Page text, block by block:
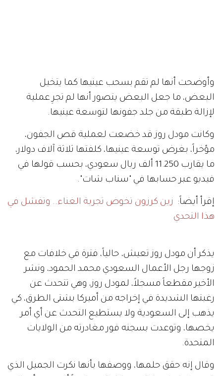
وأوضحت أنها لم تقم بسحب عينيها كما يتخيل
البعض، ما جعل البعض يتصور أنها لم تجرِ عملية
لإزالة طبقة من جلد جفونها لتوسعة عينيها.
وكانت مودل روز قد خضعت لعملية قص الجفون،
مؤخراً، بغرض توسعة عينيها، كلفتها ثلاثة آلاف دولار،
ما يقارب 11.250 ألف ريال سعودي، بحسب قولها في
فيديو عبر حسابها في "سناب شات".
إقرأ أيضاً: زين كرزون تخوض تجربة الغناء.. وتفشل في
هذا التحدي
يذكر أن مودل روز تعيش، حالياً، فترة في خلافات مع
زوجها رجل الأعمال السعودي محمد الحمود، ونشر
الأخير مقطعاً مسجلاً، لمودل روز، وهي تتحدث عن
رغبتها الشديدة في إخراجه من أميركا بشتى الطرق، كي
يذهب إلى السعودية ولا يستطيع التحدث عن أي أمر
يخصها، وتوعدت بسجنه فور مغادرته من الولايات
المتحدة.
وقال إنه حقق حلمها، ووصفها بأنها نكرت الجميل الذي